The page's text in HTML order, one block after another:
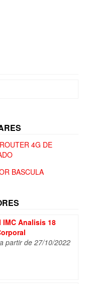
4G DE
BASCULA
Analisis 18
partir de 27/10/2022